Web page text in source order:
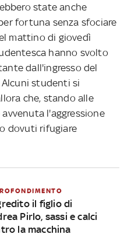
state anche
fortuna senza sfociare
mattino di giovedì
hanno svolto
dall'ingresso del
Alcuni studenti si
che, stando alle
l'aggressione
dovuti rifugiare
il figlio di
Pirlo, sassi e calci
la macchina